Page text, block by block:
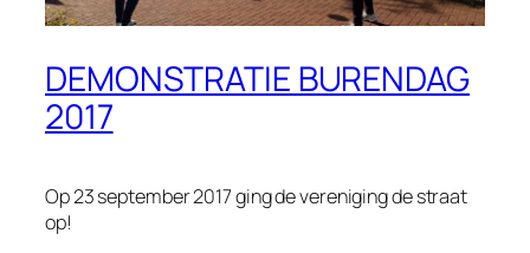
DEMONSTRATIE BURENDAG
2017
Op 23 september 2017 ging de vereniging de straat
op!